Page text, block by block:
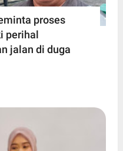
proses
perihal
jalan di duga